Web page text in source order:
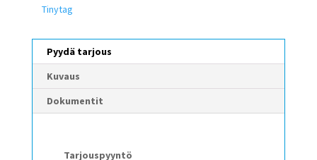
Tinytag
Pyydä tarjous
Kuvaus
Dokumentit
Tarjouspyyntö